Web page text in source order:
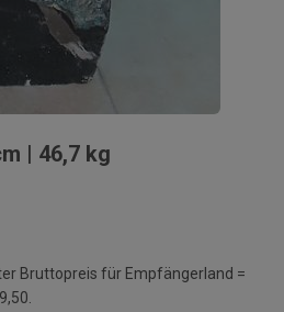
| 46,7 kg
Bruttopreis für Empfängerland =